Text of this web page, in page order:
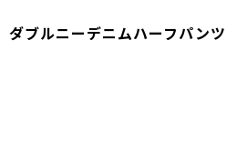
ダブルニーデニムハーフパンツ